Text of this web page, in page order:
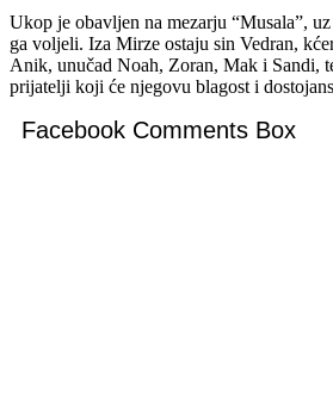
Ukop je obavljen na mezarju “Musala”,
ga voljeli. Iza Mirze ostaju sin Vedran,
Anik, unučad Noah, Zoran, Mak i Sandi,
prijatelji koji će njegovu blagost i
Facebook Comments Box